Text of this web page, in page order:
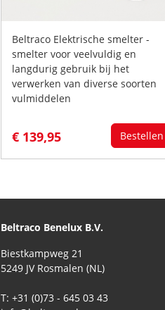
Beltraco Elektrische smelter -
smelter voor veelvuldig en
langdurig gebruik bij het
verwerken van diverse soorten
vulmiddelen
€ 139,95 Bestellen
Beltraco Benelux B.V.
Biestkampweg 21
5249 JV Rosmalen (NL)
T: +31 (0)73 - 645 03 43